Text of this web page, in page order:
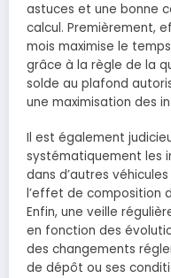
astuces et une bonne
calcul. Premièrement,
mois maximise le
grâce à la règle de la
solde au plafond
une maximisation des
Il est également
systématiquement les
dans d’autres
l’effet de composition
Enfin, une veille
en fonction des
des changements
de dépôt ou ses